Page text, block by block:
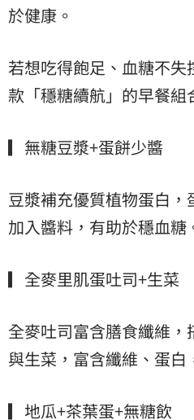
於健康。
若想吃得飽足、血糖不
款「穩糖續航」的早餐組
▎無糖豆漿+蛋餅少醬
豆漿補充優質植物蛋白
加入醬料，有助於穩血糖
▎全麥里肌蛋吐司+生菜
全麥吐司富含膳食纖維
與生菜，富含纖維、蛋白
▎地瓜+茶葉蛋+無糖飲